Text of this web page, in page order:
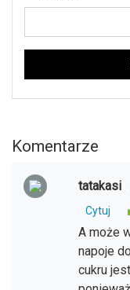
Komentarze
tatakasi
Cytuj
A może
napoje
cukru